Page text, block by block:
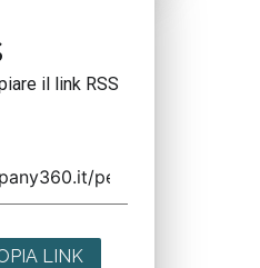
il link RSS
LINK